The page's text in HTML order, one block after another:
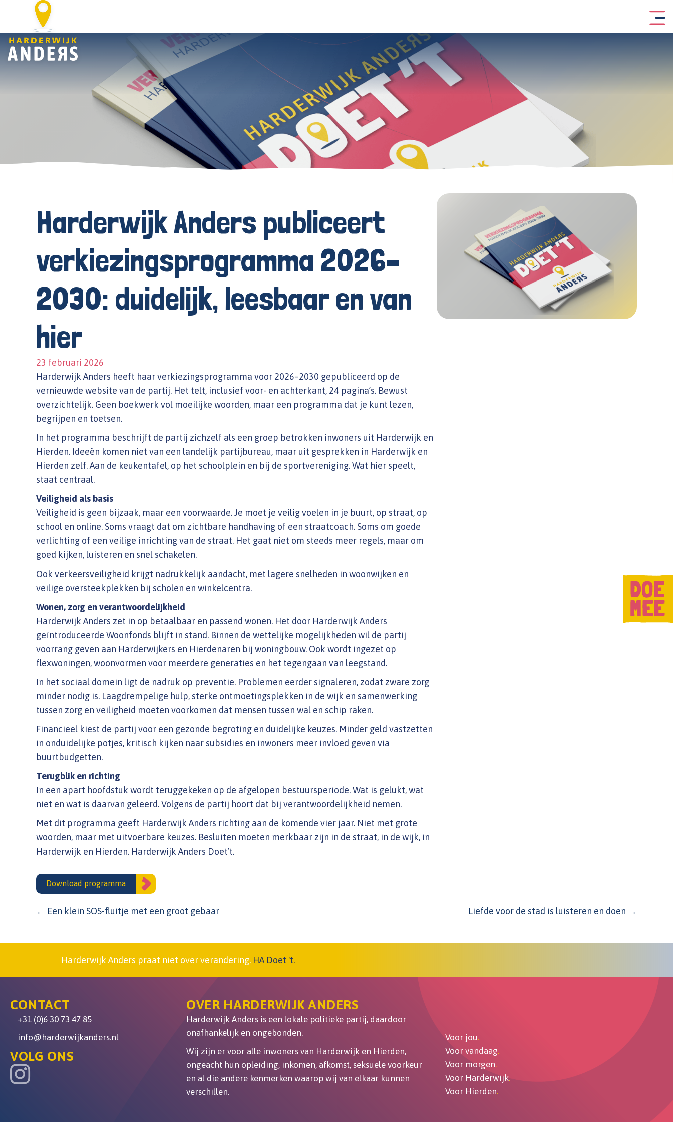
Harderwijk Anders publiceert
verkiezingsprogramma 2026–
2030: duidelijk, leesbaar en van
hier
23 februari 2026
Harderwijk Anders heeft haar verkiezingsprogramma voor 2026–2030 gepubliceerd op de
vernieuwde website van de partij. Het telt, inclusief voor- en achterkant, 24 pagina’s. Bewust
overzichtelijk. Geen boekwerk vol moeilijke woorden, maar een programma dat je kunt lezen,
begrijpen en toetsen.
In het programma beschrijft de partij zichzelf als een groep betrokken inwoners uit Harderwijk en
Hierden. Ideeën komen niet van een landelijk partijbureau, maar uit gesprekken in Harderwijk en
Hierden zelf. Aan de keukentafel, op het schoolplein en bij de sportvereniging. Wat hier speelt,
staat centraal.
Veiligheid als basis
Veiligheid is geen bijzaak, maar een voorwaarde. Je moet je veilig voelen in je buurt, op straat, op
school en online. Soms vraagt dat om zichtbare handhaving of een straatcoach. Soms om goede
verlichting of een veilige inrichting van de straat. Het gaat niet om steeds meer regels, maar om
goed kijken, luisteren en snel schakelen.
Ook verkeersveiligheid krijgt nadrukkelijk aandacht, met lagere snelheden in woonwijken en
veilige oversteekplekken bij scholen en winkelcentra.
Wonen, zorg en verantwoordelijkheid
Harderwijk Anders zet in op betaalbaar en passend wonen. Het door Harderwijk Anders
geïntroduceerde Woonfonds blijft in stand. Binnen de wettelijke mogelijkheden wil de partij
voorrang geven aan Harderwijkers en Hierdenaren bij woningbouw. Ook wordt ingezet op
flexwoningen, woonvormen voor meerdere generaties en het tegengaan van leegstand.
In het sociaal domein ligt de nadruk op preventie. Problemen eerder signaleren, zodat zware zorg
minder nodig is. Laagdrempelige hulp, sterke ontmoetingsplekken in de wijk en samenwerking
tussen zorg en veiligheid moeten voorkomen dat mensen tussen wal en schip raken.
Financieel kiest de partij voor een gezonde begroting en duidelijke keuzes. Minder geld vastzetten
in onduidelijke potjes, kritisch kijken naar subsidies en inwoners meer invloed geven via
buurtbudgetten.
Terugblik en richting
In een apart hoofdstuk wordt teruggekeken op de afgelopen bestuursperiode. Wat is gelukt, wat
niet en wat is daarvan geleerd. Volgens de partij hoort dat bij verantwoordelijkheid nemen.
Met dit programma geeft Harderwijk Anders richting aan de komende vier jaar. Niet met grote
woorden, maar met uitvoerbare keuzes. Besluiten moeten merkbaar zijn in de straat, in de wijk, in
Harderwijk en Hierden. Harderwijk Anders Doet’t.
Download programma
POSTS
NAVIGATION
← Een klein SOS-fluitje met een groot gebaar Liefde voor de stad is luisteren en doen →
Harderwijk Anders praat niet over verandering. HA Doet 't.
CONTACT
+31 (0)6 30 73 47 85
info@harderwijkanders.nl
VOLG ONS
OVER HARDERWIJK ANDERS
Harderwijk Anders is een lokale politieke partij, daardoor
onafhankelijk en ongebonden.
Wij zijn er voor alle inwoners van Harderwijk en Hierden,
ongeacht hun opleiding, inkomen, afkomst, seksuele voorkeur
en al die andere kenmerken waarop wij van elkaar kunnen
verschillen.
Voor jou.
Voor vandaag.
Voor morgen.
Voor Harderwijk.
Voor Hierden.